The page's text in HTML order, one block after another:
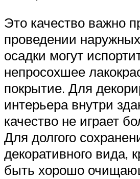
Это качество важно
проведении
осадки могут
непросохшее
покрытие. Для
интерьера внутри
качество не играет
Для долгого
декоративного вида,
быть хорошо